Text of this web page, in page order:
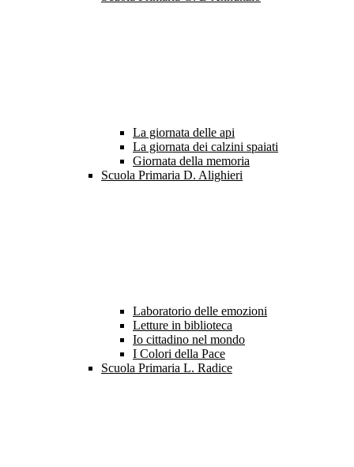
La giornata delle api
La giornata dei calzini spaiati
Giornata della memoria
Scuola Primaria D. Alighieri
Laboratorio delle emozioni
Letture in biblioteca
Io cittadino nel mondo
I Colori della Pace
Scuola Primaria L. Radice